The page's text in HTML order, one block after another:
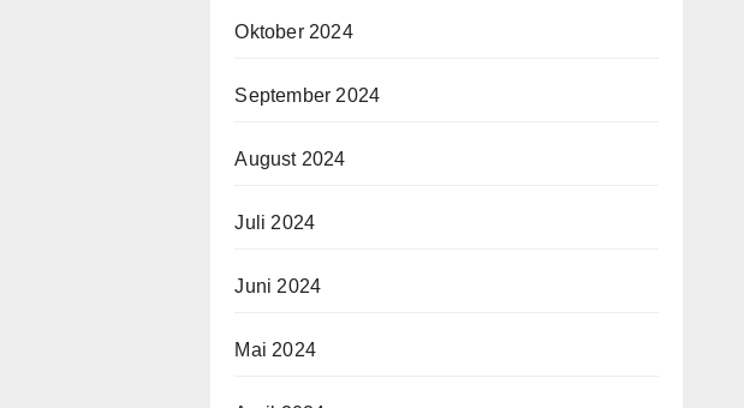
Oktober 2024
September 2024
August 2024
Juli 2024
Juni 2024
Mai 2024